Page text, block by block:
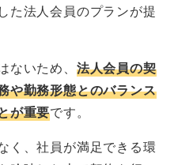
た法人会員のプランが提
いため、 法人会員の契
や勤務形態とのバランス
が重要です。
く、社員が満足できる環